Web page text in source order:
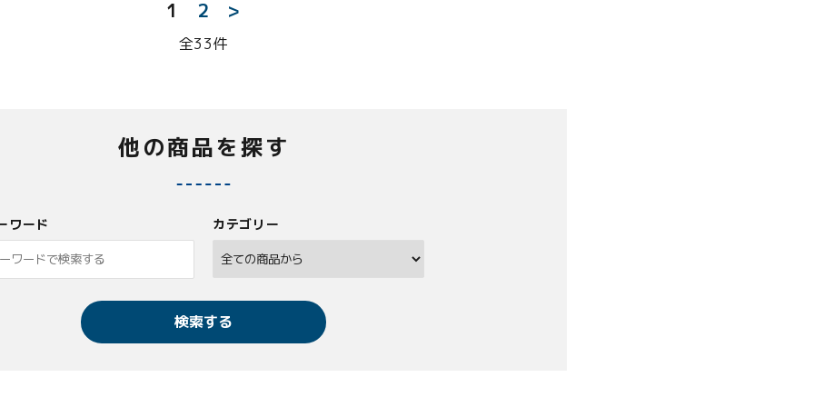
1 2 >
全33件
他の商品を探す
ワード カテゴリー
検索する